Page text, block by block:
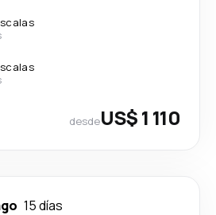
desdeUS$ 1 110
15 días